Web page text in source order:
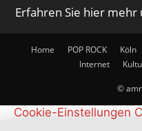
Erfahren Sie hier mehr
Home POP ROCK Köln
Internet
© amr
Cookie-Einstellungen